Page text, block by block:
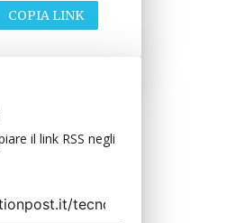
COPIA LINK
il link RSS negli